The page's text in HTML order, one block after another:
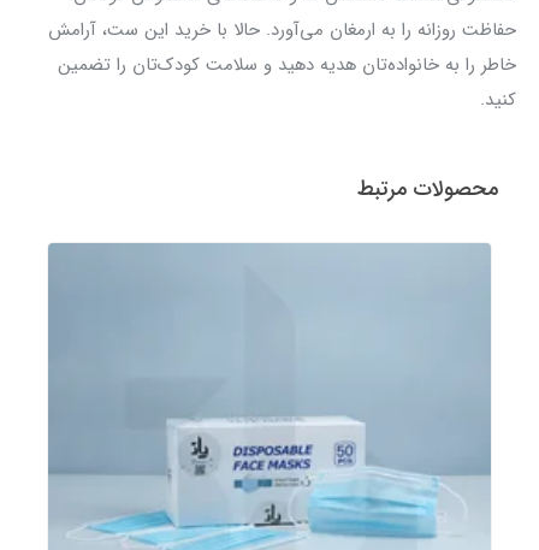
حفاظت روزانه را به ارمغان می‌آورد. حالا با خرید این ست، آرامش
خاطر را به خانواده‌تان هدیه دهید و سلامت کودک‌تان را تضمین
کنید.
محصولات مرتبط